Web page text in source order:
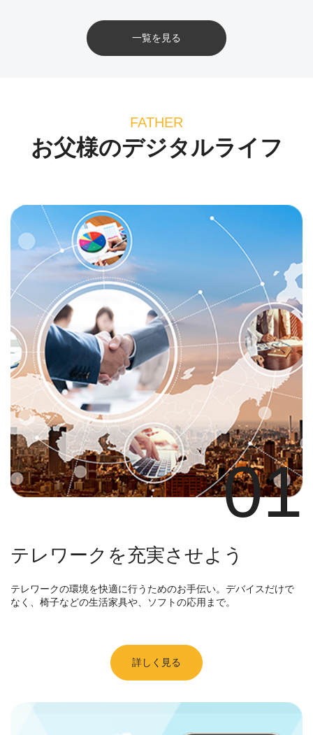
一覧を見る
FATHER
お父様のデジタルライフ
01
テレワークを充実させよう
テレワークの環境を快適に行うためのお手伝い。デバイスだけで
なく、椅子などの生活家具や、ソフトの応用まで。
詳しく見る